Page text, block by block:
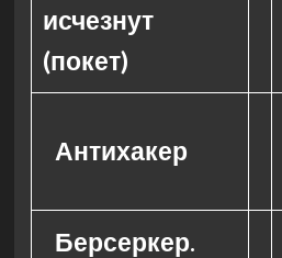
исчезнут
(покет)
Антихакер
Берсеркер.